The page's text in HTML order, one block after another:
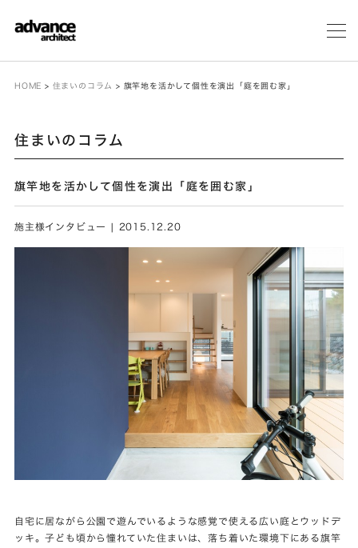
メ
HOME > 住まいのコラム > 旗竿地を活かして個性を演出「庭を囲む家」
住まいのコラム
旗竿地を活かして個性を演出「庭を囲む家」
施主様インタビュー | 2015.12.20
自宅に居ながら公園で遊んでいるような感覚で使える広い庭とウッドデ
ッキ。子ども頃から憧れていた住まいは、落ち着いた環境下にある旗竿